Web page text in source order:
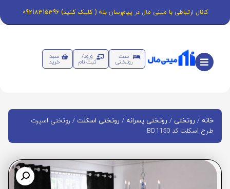
کانال ارتباطی با مینی مال در پیام‌رسان بله ( کلیک کنید) 09218315396
ست
روتختی
ورود/
ثبت نام
سبد
خرید
خانه / روتختی / روتختی پسرانه / روتختی اسکلت / روتختی اسپرت
طرح اسکلت کد BD1150